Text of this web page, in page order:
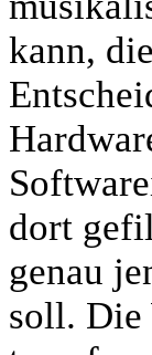
kann,
dort
genau
soll. Die